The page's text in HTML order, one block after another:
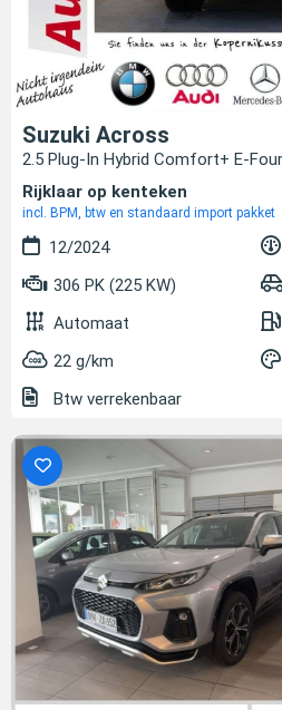
Suzuki Across
2.5 Plug-In Hybrid Comfort+ E-
Rijklaar op kenteken
incl. BPM, btw en standaard import pakket
12/2024
306 PK (225 KW)
Automaat
22 g/km
Btw verrekenbaar